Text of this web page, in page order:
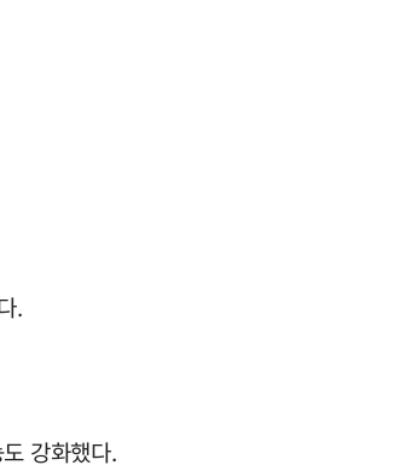
.
강화했다.